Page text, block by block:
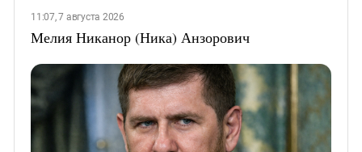
11:07, 7 августа 2026
Мелия Никанор (Ника) Анзорович